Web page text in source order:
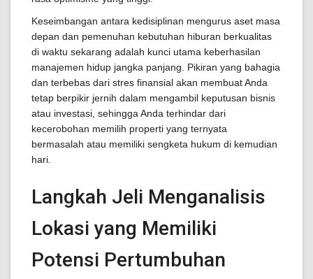
Keseimbangan antara kedisiplinan mengurus aset masa
depan dan pemenuhan kebutuhan hiburan berkualitas
di waktu sekarang adalah kunci utama keberhasilan
manajemen hidup jangka panjang. Pikiran yang bahagia
dan terbebas dari stres finansial akan membuat Anda
tetap berpikir jernih dalam mengambil keputusan bisnis
atau investasi, sehingga Anda terhindar dari
kecerobohan memilih properti yang ternyata
bermasalah atau memiliki sengketa hukum di kemudian
hari.
Langkah Jeli Menganalisis
Lokasi yang Memiliki
Potensi Pertumbuhan